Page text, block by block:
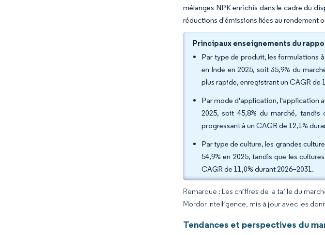
mélanges NPK enrichis dans le cadre du
réductions d'émissions liées au rendement
Principaux enseignements du
Par type de produit, les formulations
en Inde en 2025, soit 35,9% du
plus rapide, enregistrant un CAGR de
Par mode d'application, l'application
2025, soit 45,8% du marché,
progressant à un CAGR de 12,1%
Par type de culture, les grandes
54,9% en 2025, tandis que les
CAGR de 11,0% durant 2026–2031.
Remarque : Les chiffres de la taille du
Mordor Intelligence, mis à jour avec les
Tendances et perspectives du